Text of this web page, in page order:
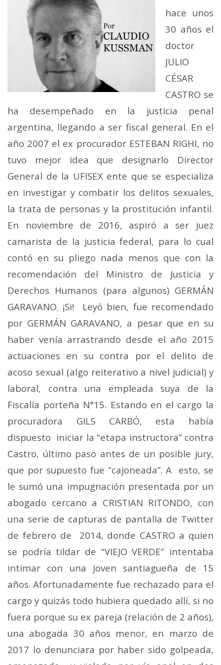
hace unos
30 años el
doctor
JULIO
CÉSAR
CASTRO se
ha desempeñado en la justicia penal
argentina, llegando a ser fiscal general. En el
año 2007 el ex procurador ESTEBAN RIGHI, no
tuvo mejor idea que designarlo Director
General de la UFISEX ente que se especializa
en investigar y combatir los delitos sexuales,
la trata de personas y la prostitución infantil.
En noviembre de 2016, aspiró a ser juez
camarista de la justicia federal, para lo cual
contó en su pliego nada menos que con la
recomendación del Ministro de Justicia y
Derechos Humanos (para algunos) GERMÁN
GARAVANO. ¡Si! Leyó bien, fue recomendado
por GERMÁN GARAVANO, a pesar que en su
haber venía arrastrando desde el año 2015
actuaciones en su contra por el delito de
acoso sexual (algo reiterativo a nivel judicial) y
laboral, contra una empleada suya de la
Fiscalía porteña N°15. Estando en el cargo la
procuradora GILS CARBÓ, esta había
dispuesto iniciar la “etapa instructora” contra
Castro, último paso antes de un posible jury,
que por supuesto fue “cajoneada”. A esto, se
le sumó una impugnación presentada por un
abogado cercano a CRISTIAN RITONDO, con
una serie de capturas de pantalla de Twitter
de febrero de 2014, donde CASTRO a quien
se podría tildar de “VIEJO VERDE” intentaba
intimar con una joven santiagueña de 15
años. Afortunadamente fue rechazado para el
cargo y quizás todo hubiera quedado allí, si no
fuera porque su ex pareja (relación de 2 años),
una abogada 30 años menor, en marzo de
2017 lo denunciara por haber sido golpeada,